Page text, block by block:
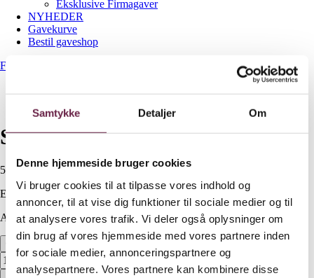
Samtykke Detaljer Om
Denne hjemmeside bruger cookies
Vi bruger cookies til at tilpasse vores indhold og
annoncer, til at vise dig funktioner til sociale medier og til
at analysere vores trafik. Vi deler også oplysninger om
din brug af vores hjemmeside med vores partnere inden
for sociale medier, annonceringspartnere og
analysepartnere. Vores partnere kan kombinere disse
Eksklusive Firmagaver
NYHEDER
Gavekurve
Bestil gaveshop
Forside
Stelton vinkel led solcellelampe
560,00DKK
Ekskl. moms
Available on backorder
Stelton vinkel led solcellelampe antal